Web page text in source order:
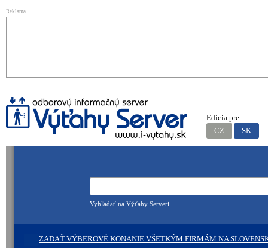
Reklama
Vyhľadať na Výťahy Serveri
ZADAŤ VÝBEROVÉ KONANIE VŠETKÝM FIRMÁM NA
Edícia pre:
CZ
SK